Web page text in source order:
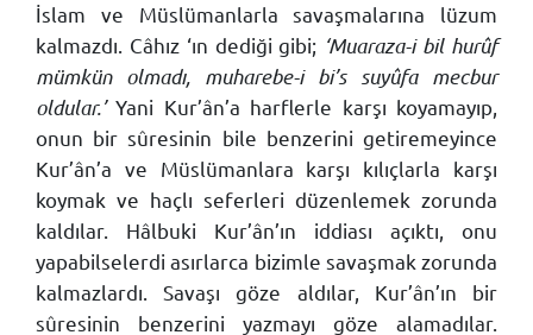
İslam ve Müslümanlarla savaşmalarına lüzum
kalmazdı. Câhız ‘ın dediği gibi; ‘Muaraza-i bil hurûf
mümkün olmadı, muharebe-i bi’s suyûfa mecbur
oldular.’Yani Kur’ân’a harflerle karşı koyamayıp,
onun bir sûresinin bile benzerini getiremeyince
Kur’ân’a ve Müslümanlara karşı kılıçlarla karşı
koymak ve haçlı seferleri düzenlemek zorunda
kaldılar. Hâlbuki Kur’ân’ın iddiası açıktı, onu
yapabilselerdi asırlarca bizimle savaşmak zorunda
kalmazlardı. Savaşı göze aldılar, Kur’ân’ın bir
sûresinin benzerini yazmayı göze alamadılar.